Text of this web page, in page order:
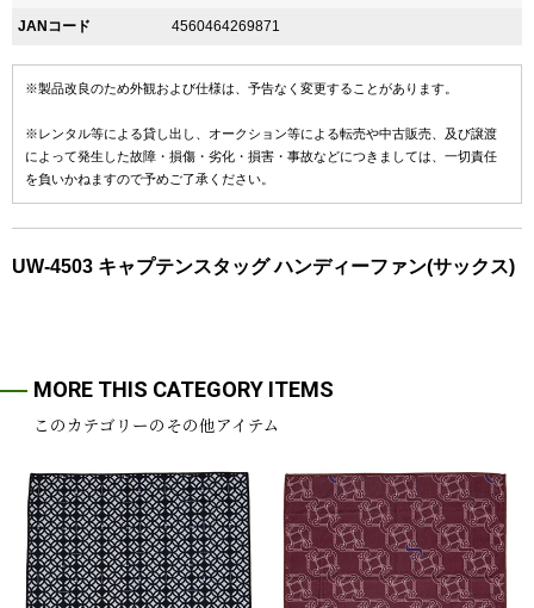
JANコード 4560464269871
※製品改良のため外観および仕様は、予告なく変更することがあります。
※レンタル等による貸し出し、オークション等による転売や中古販売、及び譲渡
によって発生した故障・損傷・劣化・損害・事故などにつきましては、一切責任
を負いかねますので予めご了承ください。
UW-4503 キャプテンスタッグ ハンディーファン(サックス)
MORE THIS CATEGORY ITEMS
このカテゴリーのその他アイテム